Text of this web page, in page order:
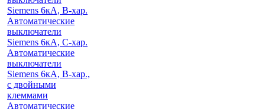
Siemens 6кА, B-хар.
Автоматические
выключатели
Siemens 6кА, С-хар.
Автоматические
выключатели
Siemens 6кА, B-хар.,
с двойными
клеммами
Автоматические